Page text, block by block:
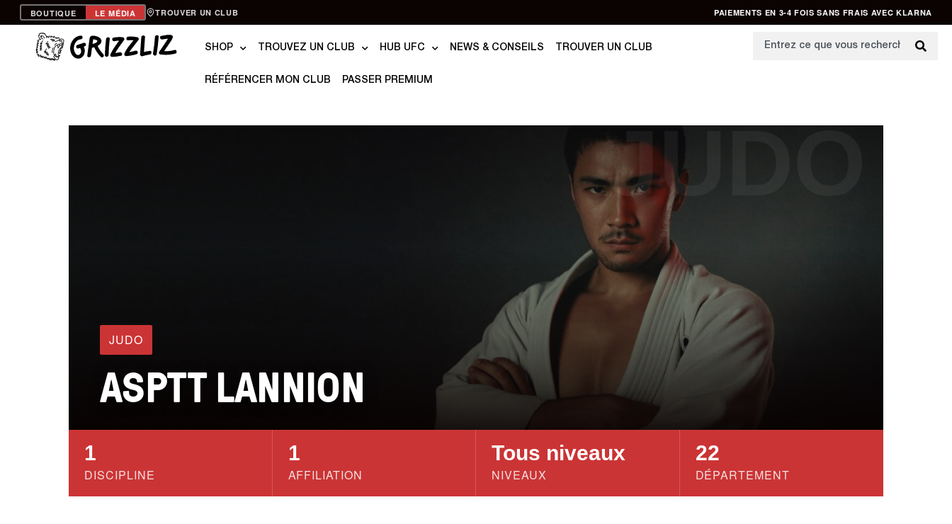
BOUTIQUE LE MÉDIA TROUVER UN CLUB PAIEMENTS EN 3-4 FOIS SANS FRAIS AVEC KLARNA
SHOP TROUVEZ UN CLUB HUB UFC NEWS & CONSEILS TROUVER UN CLUB
RÉFÉRENCER MON CLUB PASSER PREMIUM
JUDO
JUDO
ASPTT LANNION
1
DISCIPLINE
1
AFFILIATION
Tous niveaux
NIVEAUX
22
DÉPARTEMENT